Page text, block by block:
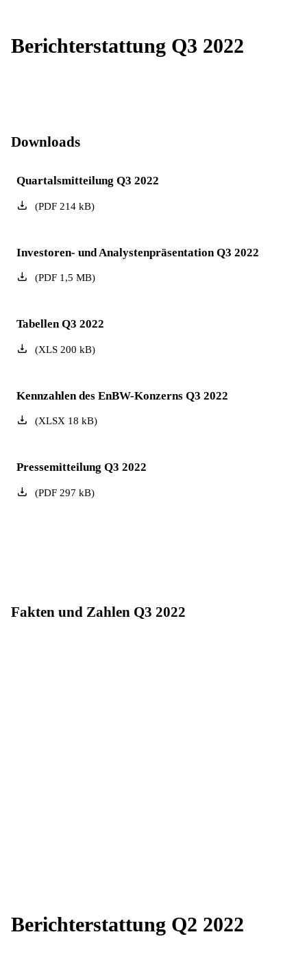
Berichterstattung Q3 2022
Downloads
Quartalsmitteilung Q3 2022
(PDF214 kB)
Investoren- und Analystenpräsentation Q3 2022
(PDF1,5 MB)
Tabellen Q3 2022
(XLS200 kB)
Kennzahlen des EnBW-Konzerns Q3 2022
(XLSX 18 kB)
Pressemitteilung Q3 2022
(PDF297 kB)
Fakten und Zahlen Q3 2022
Berichterstattung Q2 2022